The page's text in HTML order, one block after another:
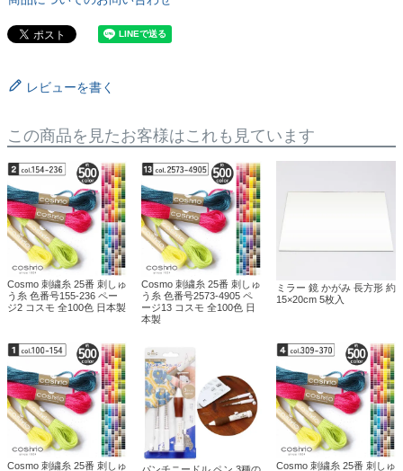
レビューを書く
この商品を見たお客様はこれも見ています
Cosmo 刺繍糸 25番 刺しゅ
う糸 色番号155-236 ペー
ジ2 コスモ 全100色 日本製
Cosmo 刺繍糸 25番 刺しゅ
う糸 色番号2573-4905 ペ
ージ13 コスモ 全100色 日
本製
ミラー 鏡 かがみ 長方形 約
15×20cm 5枚入
Cosmo 刺繍糸 25番 刺しゅ
Cosmo 刺繍糸 25番 刺しゅ